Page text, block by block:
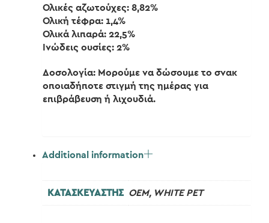
Ολικές αζωτούχες: 8,82%
Ολική τέφρα: 1,4%
Ολικά λιπαρά: 22,5%
Ινώδεις ουσίες: 2%
Δοσολογία: Μορούμε να δώσουμε το σνακ
οποιαδήποτε στιγμή της ημέρας για
επιβράβευση ή λιχουδιά.
Additional information
ΚΑΤΑΣΚΕΥΑΣΤΗΣ OEM, WHITE PET